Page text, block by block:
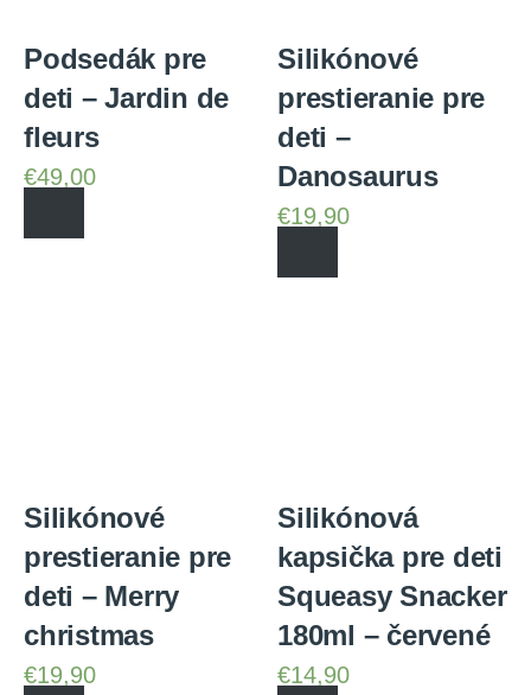
Podsedák pre
deti – Jardin de
fleurs
€49,00
Silikónové
prestieranie pre
deti –
Danosaurus
€19,90
Silikónové
prestieranie pre
deti – Merry
christmas
€19,90
Silikónová
kapsička pre deti
Squeasy Snacker
180ml – červené
€14,90